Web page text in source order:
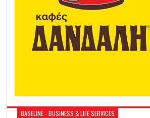
BASELINE - BUSINESS & LIFE SERVICES